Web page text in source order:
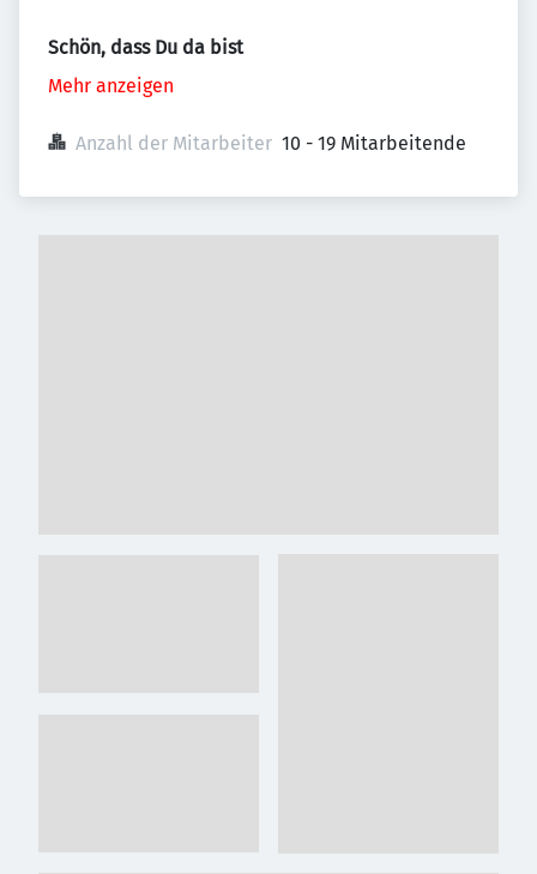
Schön, dass Du da bist
Mehr anzeigen
Anzahl der Mitarbeiter 10 - 19 Mitarbeitende